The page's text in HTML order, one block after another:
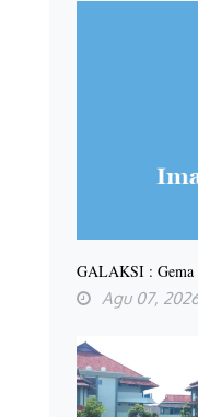
GALAKSI : Gema
Agu 07,